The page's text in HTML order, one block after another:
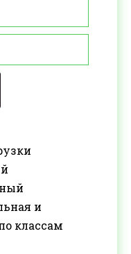
и
классам